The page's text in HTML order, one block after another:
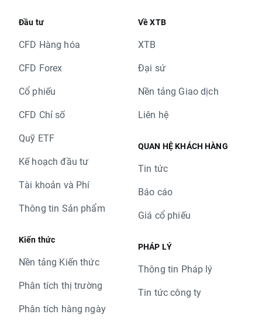
Đầu tư
CFD Hàng hóa
CFD Forex
Cổ phiếu
CFD Chỉ số
Quỹ ETF
Kế hoạch đầu tư
Tài khoản và Phí
Thông tin Sản phẩm
Kiến thức
Nền tảng Kiến thức
Phân tích thị trường
Phân tích hàng ngày
Về XTB
XTB
Đại sứ
Nền tảng Giao dịch
Liên hệ
QUAN HỆ KHÁCH HÀNG
Tin tức
Báo cáo
Giá cổ phiếu
PHÁP LÝ
Thông tin Pháp lý
Tin tức công ty